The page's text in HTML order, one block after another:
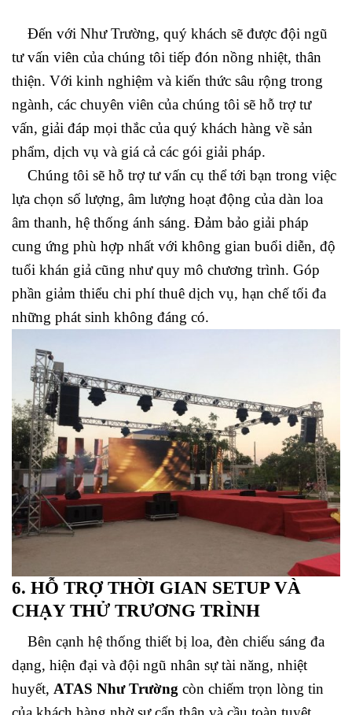
Đến với Như Trường, quý khách sẽ được đội ngũ
tư vấn viên của chúng tôi tiếp đón nồng nhiệt, thân
thiện. Với kinh nghiệm và kiến thức sâu rộng trong
ngành, các chuyên viên của chúng tôi sẽ hỗ trợ tư
vấn, giải đáp mọi thắc của quý khách hàng về sản
phẩm, dịch vụ và giá cả các gói giải pháp.
Chúng tôi sẽ hỗ trợ tư vấn cụ thể tới bạn trong việc
lựa chọn số lượng, âm lượng hoạt động của dàn loa
âm thanh, hệ thống ánh sáng. Đảm bảo giải pháp
cung ứng phù hợp nhất với không gian buổi diễn, độ
tuổi khán giả cũng như quy mô chương trình. Góp
phần giảm thiểu chi phí thuê dịch vụ, hạn chế tối đa
những phát sinh không đáng có.
6. HỖ TRỢ THỜI GIAN SETUP VÀ
CHẠY THỬ TRƯƠNG TRÌNH
Bên cạnh hệ thống thiết bị loa, đèn chiếu sáng đa
dạng, hiện đại và đội ngũ nhân sự tài năng, nhiệt
huyết, ATAS Như Trường còn chiếm trọn lòng tin